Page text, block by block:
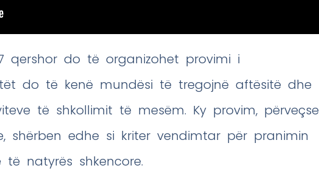
qershor do të organizohet provimi i
do të kenë mundësi të tregojnë aftësitë dhe
të shkollimit të mesëm. Ky provim, përveçse
shërben edhe si kriter vendimtar për pranimin
natyrës shkencore.